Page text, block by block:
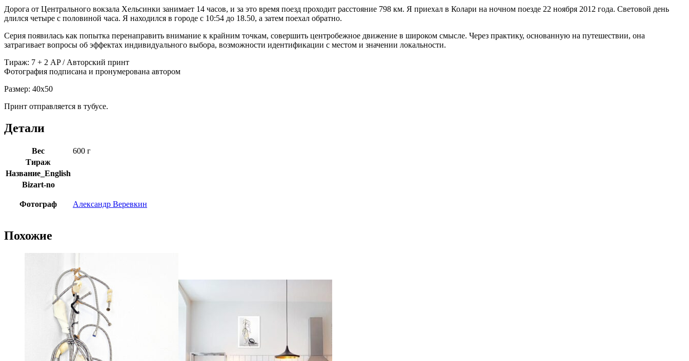
Дорога от Центрального вокзала Хельсинки занимает 14 часов, и за это время поезд проходит расстояние 798 км. Я приехал в Колари на ночном поезде 22 ноября 2012 года. Световой день
длился четыре с половиной часа. Я находился в городе с 10:54 до 18.50, а затем поехал обратно.
Серия появилась как попытка перенаправить внимание к крайним точкам, совершить центробежное движение в широком смысле. Через практику, основанную на путешествии, она
затрагивает вопросы об эффектах индивидуального выбора, возможности идентификации с местом и значении локальности.
Тираж: 7 + 2 AP / Авторский принт
Фотография подписана и пронумерована автором
Размер: 40х50
Принт отправляется в тубусе.
Детали
Вес
600 г
Тираж
Название_English
Bizart-no
Фотограф Александр Веревкин
Похожие